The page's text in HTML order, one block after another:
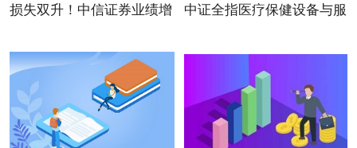
损失双升！中信证券业绩增
中证全指医疗保健设备与服